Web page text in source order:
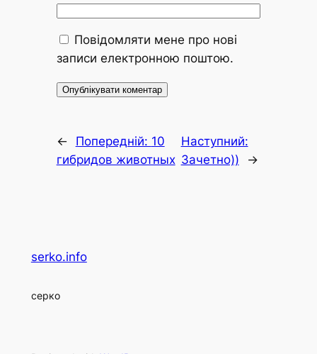
Повідомляти мене про нові
записи електронною поштою.
← Попередній: 10
гибридов животных
Наступний:
Зачетно))
→
serko.info
серко